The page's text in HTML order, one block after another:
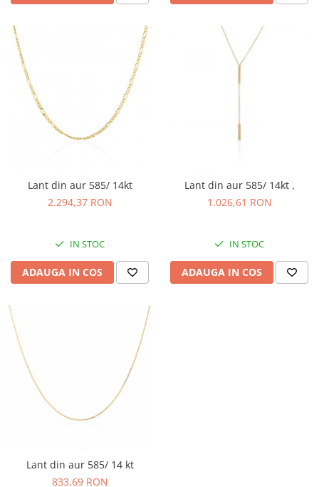
Lant din aur 585/ 14kt
2.294,37 RON
IN STOC
ADAUGA IN COS
Lant din aur 585/ 14kt ,
1.026,61 RON
IN STOC
ADAUGA IN COS
Lant din aur 585/ 14 kt
833,69 RON